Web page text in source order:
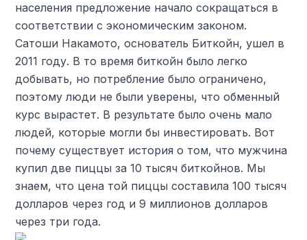
населения предложение начало сокращаться в
соответствии с экономическим законом.
Сатоши Накамото, основатель Биткойн, ушел в
2011 году. В то время биткойн было легко
добывать, но потребление было ограничено,
поэтому люди не были уверены, что обменный
курс вырастет. В результате было очень мало
людей, которые могли бы инвестировать. Вот
почему существует история о том, что мужчина
купил две пиццы за 10 тысяч биткойнов. Мы
знаем, что цена той пиццы составила 100 тысяч
долларов через год и 9 миллионов долларов
через три года.